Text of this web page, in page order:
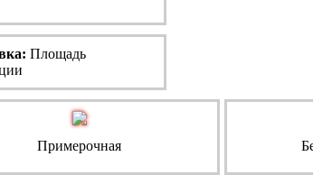
Площадь
Примерочная